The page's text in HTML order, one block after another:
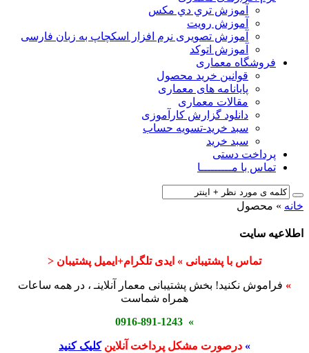
آﻣﻮزش ﺗﺮي دي ﻣﮑﺲ
آموزش رویت
آموزش تصویری نرم افزار اسکچاپ به زبان فارسی
آموزش اتوکد
فروشگاه معماری
قوانین خرید محصول
پایانامه های معماری
مقالات معماری
دانلود گزارش کارآموزی
سبد خرید-تسویه حساب
سبد خرید
پرداخت دستی
تماس با مـــــــــا
خانه » محصول
اطلاعیه سایت
تماس با پشتیبانی » ایدی تلگرام+ایمیل پشتیبان <
» فراموش نکنید! بخش پشتیبانی معمار آنلاینـ ، در همه ساعات
همراه شماست
» 0916-891-1243
» درصورت مشکل پرداخت آنلاینکلیک کنید